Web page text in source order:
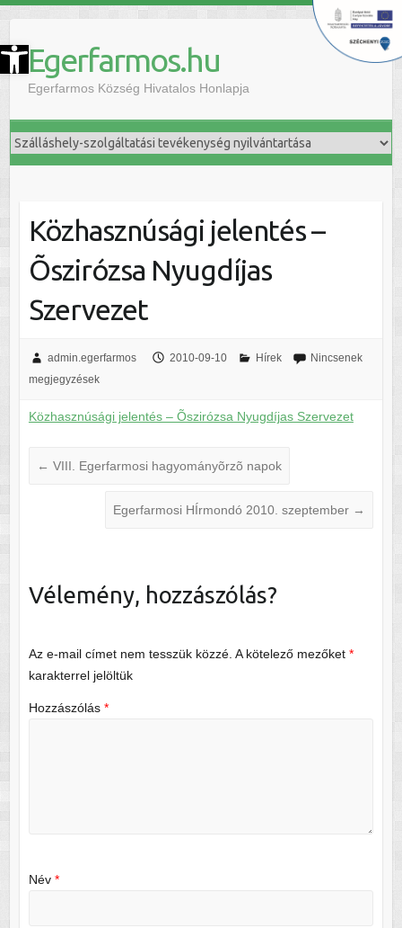
Eszköztár megnyitása Egerfarmos.hu
Egerfarmos Község Hivatalos Honlapja
Közhasznúsági jelentés –
Õszirózsa Nyugdíjas
Szervezet
admin.egerfarmos 2010-09-10 Hírek
Nincsenek
megjegyzések
Közhasznúsági jelentés – Õszirózsa Nyugdíjas Szervezet
← VIII. Egerfarmosi hagyományõrzõ napok
Egerfarmosi HÍrmondó 2010. szeptember →
Vélemény, hozzászólás?
Az e-mail címet nem tesszük közzé. A kötelező mezőket *
karakterrel jelöltük
Hozzászólás *
Név *